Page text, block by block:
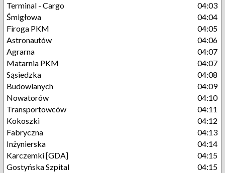
Terminal - Cargo
04:03
Śmigłowa
04:04
Firoga PKM
04:05
Astronautów
04:06
Agrarna
04:07
Matarnia PKM
04:07
Sąsiedzka
04:08
Budowlanych
04:09
Nowatorów
04:10
Transportowców
04:11
Kokoszki
04:12
Fabryczna
04:13
Inżynierska
04:14
Karczemki [GDA]
04:15
Gostyńska Szpital
04:15